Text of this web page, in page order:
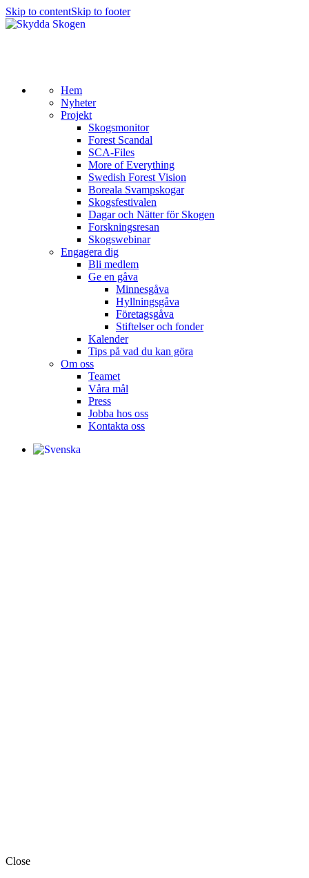
Skip to contentSkip to footer
Hem
Nyheter
Projekt
Skogsmonitor
Forest Scandal
SCA-Files
More of Everything
Swedish Forest Vision
Boreala Svampskogar
Skogsfestivalen
Dagar och Nätter för Skogen
Forskningsresan
Skogswebinar
Engagera dig
Bli medlem
Ge en gåva
Minnesgåva
Hyllningsgåva
Företagsgåva
Stiftelser och fonder
Kalender
Tips på vad du kan göra
Om oss
Teamet
Våra mål​
Press
Jobba hos oss
Kontakta oss
Close